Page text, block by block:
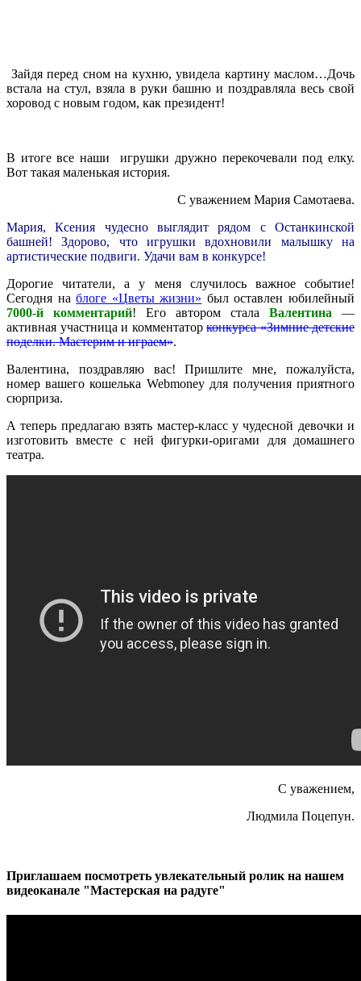
Зайдя перед сном на кухню, увидела картину маслом…Дочь
встала на стул, взяла в руки башню и поздравляла весь свой
хоровод с новым годом, как президент!
В итоге все наши игрушки дружно перекочевали под елку.
Вот такая маленькая история.
С уважением Мария Самотаева.
Мария, Ксения чудесно выглядит рядом с Останкинской
башней! Здорово, что игрушки вдохновили малышку на
артистические подвиги. Удачи вам в конкурсе!
Дорогие читатели, а у меня случилось важное событие!
Сегодня наблоге «Цветы жизни» был оставлен юбилейный
7000-й комментарий! Его автором стала Валентина —
активная участница и комментатор конкурса «Зимние детские
поделки. Мастерим и играем».
Валентина, поздравляю вас! Пришлите мне, пожалуйста,
номер вашего кошелька Webmoney для получения приятного
сюрприза.
А теперь предлагаю взять мастер-класс у чудесной девочки и
изготовить вместе с ней фигурки-оригами для домашнего
театра.
С уважением,
Людмила Поцепун.
Приглашаем посмотреть увлекательный ролик на нашем
видеоканале "Мастерская на радуге"